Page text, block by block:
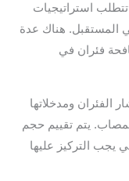
استراتيجيات
المستقبل. هناك عدة
فئران في
الفئران ومدخلاتها
يتم تقييم حجم
يجب التركيز عليها